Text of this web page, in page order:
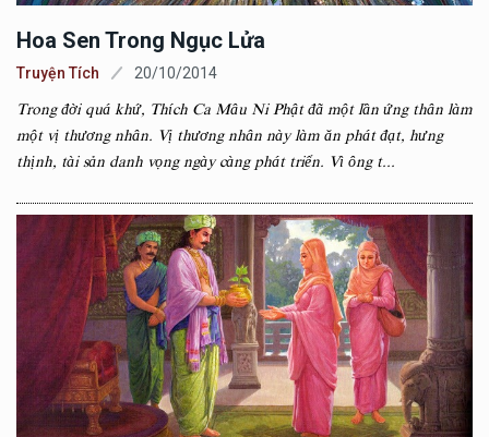
Hoa Sen Trong Ngục Lửa
Truyện Tích 20/10/2014
Trong đời quá khứ, Thích Ca Mâu Ni Phật đã một lần ứng thân làm
một vị thương nhân. Vị thương nhân này làm ăn phát đạt, hưng
thịnh, tài sản danh vọng ngày càng phát triển. Vì ông t...